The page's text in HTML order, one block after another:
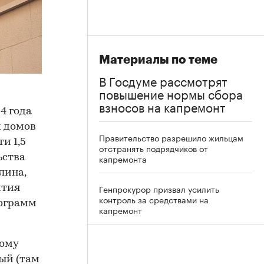
года
домов
1,5
(там
Материалы по теме
В Госдуме рассмотрят
повышение нормы сбора
взносов на капремонт
Правительство разрешило жильцам
отстранять подрядчиков от
капремонта
Генпрокурор призвал усилить
контроль за средствами на
капремонт